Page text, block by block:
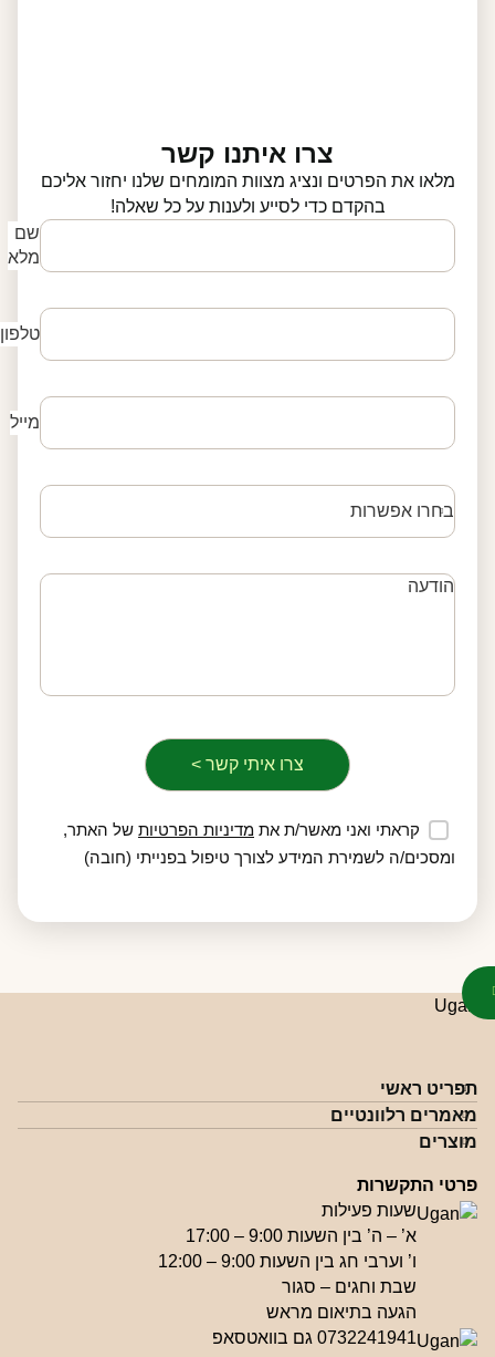
צרו איתנו קשר
מלאו את הפרטים ונציג מצוות המומחים שלנו יחזור אליכם
בהקדם כדי לסייע ולענות על כל שאלה!
שם
מלא
טלפון
מייל
קראתי ואני מאשר/ת את מדיניות הפרטיותשל האתר,
ומסכים/ה לשמירת המידע לצורך טיפול בפנייתי (חובה)
תפריט ראשי
מאמרים רלוונטיים
מוצרים
פרטי התקשרות
שעות פעילות
א’ – ה’ בין השעות 9:00 – 17:00
ו’ וערבי חג בין השעות 9:00 – 12:00
שבת וחגים – סגור
הגעה בתיאום מראש
0732241941 גם בוואטסאפ